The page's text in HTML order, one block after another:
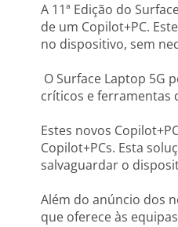
A 11ª Edição do
de um Copilot+PC.
no dispositivo, sem
O Surface Laptop 5G
críticos e ferramentas
Estes novos
Copilot+PCs. Esta
salvaguardar o
Além do anúncio dos
que oferece às